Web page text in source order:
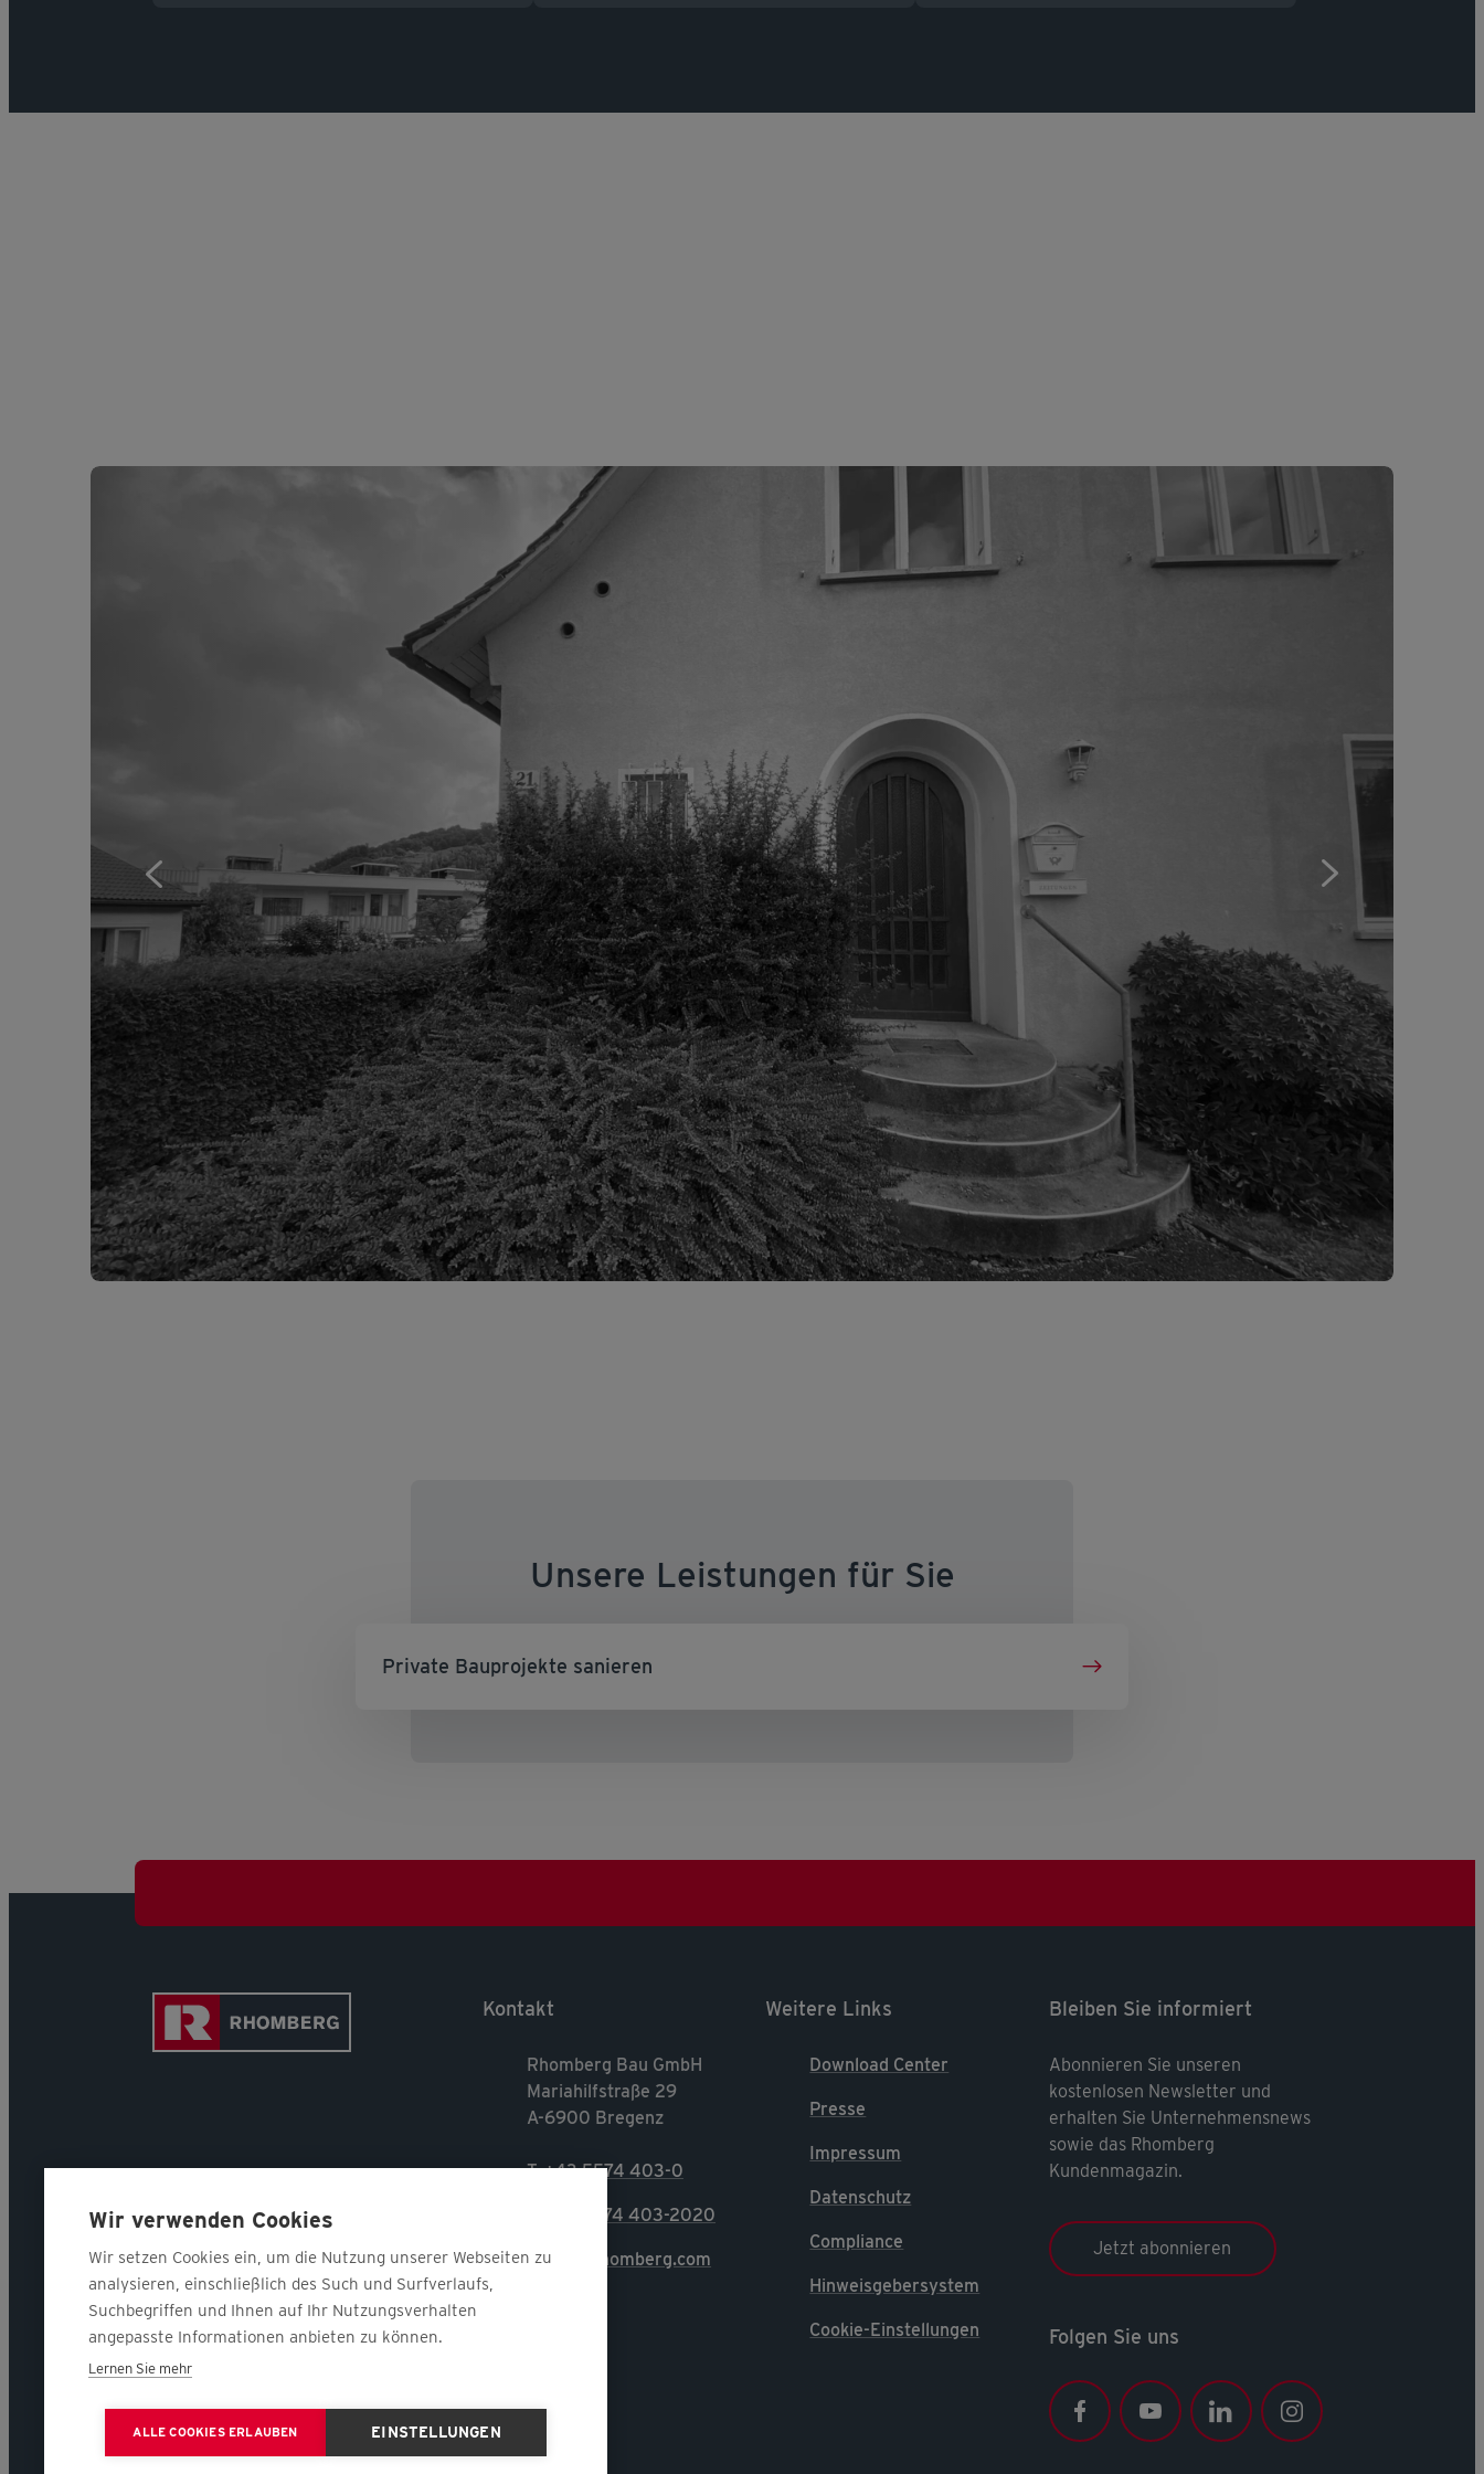
Unsere Leistungen für Sie
Private Bauprojekte sanieren
Kontakt
Rhomberg Bau GmbH
Mariahilfstraße 29
A-6900 Bregenz
T. +43 5574 403-0
F. +43 5574 403-2020
E. info@rhomberg.com
Weitere Links
Download Center
Presse
Impressum
Datenschutz
Compliance
Hinweisgebersystem
Cookie-Einstellungen
Bleiben Sie informiert
Abonnieren Sie unseren
kostenlosen Newsletter und
erhalten Sie Unternehmensnews
sowie das Rhomberg
Kundenmagazin.
Jetzt abonnieren
Folgen Sie uns
Wir verwenden Cookies
Wir setzen Cookies ein, um die Nutzung unserer Webseiten zu
analysieren, einschließlich des Such und Surfverlaufs,
Suchbegriffen und Ihnen auf Ihr Nutzungsverhalten
angepasste Informationen anbieten zu können.
Lernen Sie mehr
ALLE COOKIES ERLAUBEN EINSTELLUNGEN